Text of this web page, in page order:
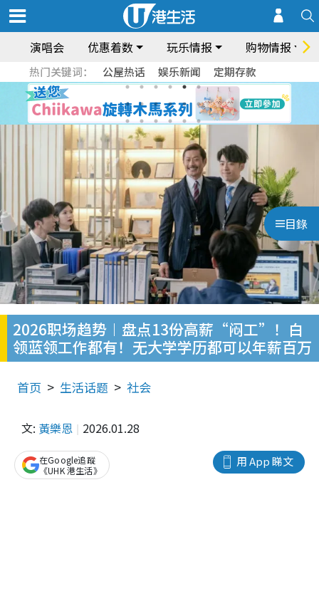
演唱会 优惠着数 玩乐情报 购物情报
热门关键词： 公屋热话 娱乐新闻 定期存款
目錄
2026职场趋势︱盘点13份高薪“闷工”！白
领蓝领工作都有！无大学学历都可以年薪百万
首页 生活话题 社会
文: 黃樂恩 2026.01.28
用 App 睇文
在Google追蹤
《UHK 港生活》